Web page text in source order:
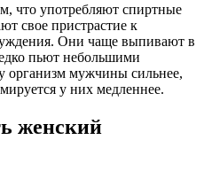
что употребляют спиртные
свое пристрастие к
Они чаще выпивают в
пьют небольшими
организм мужчины сильнее,
у них медленнее.
женский